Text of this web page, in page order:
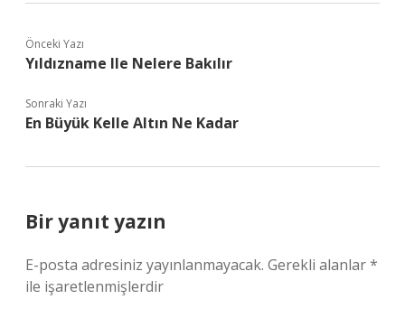
Önceki Yazı
Yıldızname Ile Nelere Bakılır
Sonraki Yazı
En Büyük Kelle Altın Ne Kadar
Bir yanıt yazın
E-posta adresiniz yayınlanmayacak. Gerekli alanlar*
ile işaretlenmişlerdir